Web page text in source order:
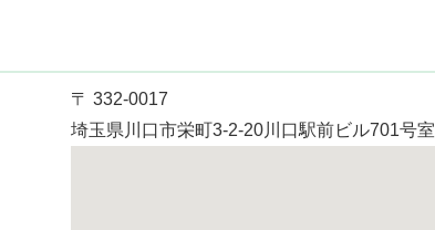
〒 332-0017
埼玉県川口市栄町3-2-20川口駅前ビル701号室